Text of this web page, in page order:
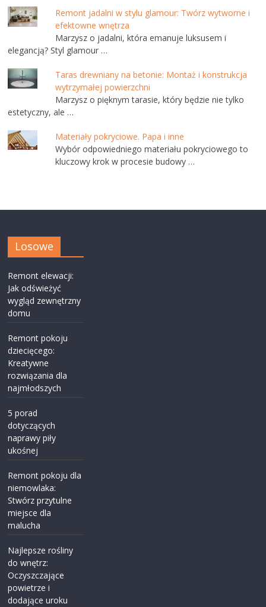
Remont jadalni w stylu glamour: Twórz wytworne i
efektowne wnętrza
Marzysz o jadalni, która emanuje luksusem i
elegancją? Styl glamour …
Taras drewniany na betonie: Montaż i konstrukcja
wytrzymałej powierzchni
Marzysz o pięknym tarasie, który będzie nie tylko
estetyczny, ale …
Materiały pokryciowe. Papa i inne
Wybór odpowiedniego materiału pokryciowego to
kluczowy krok w procesie budowy …
Losowe
Remont elewacji:
Jak odświeżyć
wygląd zewnętrzny
domu
Remont pokoju
dziecięcego:
Kreatywne
rozwiązania dla
najmłodszych
5 porad
dotyczących
naprawy piły
ukośnej
Remont pokoju dla
niemowlaka:
Stwórz przytulne
miejsce dla
malucha
Najlepsze rośliny
do wnętrz:
Oczyszczające
powietrze i
dodające uroku